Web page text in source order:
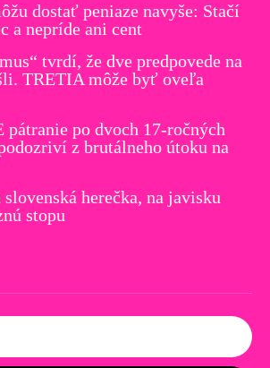
dostať peniaze navyše: Stačí
a nepríde ani cent
tvrdí, že dve predpovede na
TRETIA môže byť oveľa
po dvoch 17-ročných
z brutálneho útoku na
herečka, na javisku
stopu